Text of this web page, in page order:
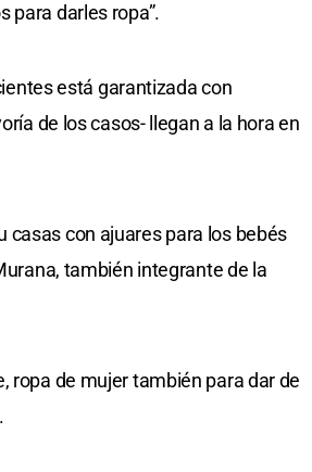
para darles ropa”.
está garantizada con
de los casos- llegan a la hora en
casas con ajuares para los bebés
también integrante de la
ropa de mujer también para dar de